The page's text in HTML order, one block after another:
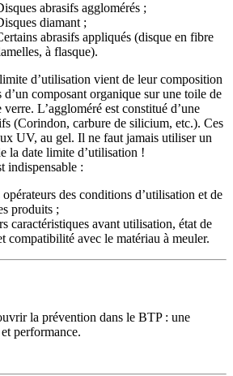
abrasifs agglomérés ;
diamant ;
abrasifs appliqués (disque en fibre
à flasque).
d’utilisation vient de leur composition
composant organique sur une toile de
L’aggloméré est constitué d’une
(Corindon, carbure de silicium, etc.). Ces
UV, au gel. Il ne faut jamais utiliser un
la date limite d’utilisation !
indispensable :
des conditions d’utilisation et de
produits ;
caractéristiques avant utilisation, état de
compatibilité avec le matériau à meuler.
la prévention dans le BTP : une
performance.